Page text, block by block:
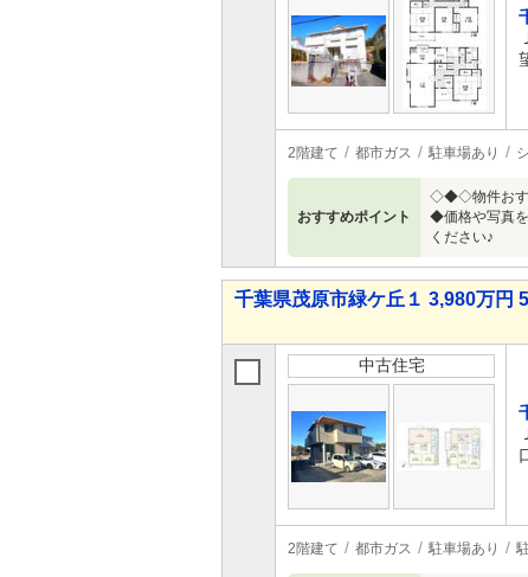
2階建て 都市ガス 駐車場あり
おすすめポイント
◇◆◇物件おす
◆価格や写真
ください♪
千葉県茂原市緑ケ丘１ 3,980万円
中古住宅
2階建て 都市ガス 駐車場あり